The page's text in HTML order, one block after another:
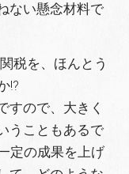
ない懸念材料で
税を、ほんとう
!?
すので、大きく
うこともあるで
定の成果を上げ